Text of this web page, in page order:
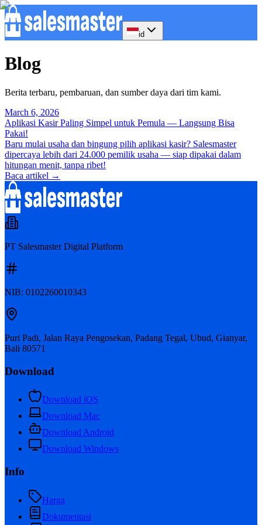
id
Blog
Berita terbaru, pembaruan, dan sumber daya dari tim kami.
March 6, 2026
Aplikasi Kasir Paling Simpel untuk Pemula — Langsung Bisa
Pakai!
Baru mulai usaha dan bingung pilih aplikasi kasir? Salesmaster
dipercaya lebih dari 24.000 pemilik usaha — siap dipakai dalam
hitungan menit, tanpa ribet!
Baca artikel →
PT Salesmaster Digital Platform
NIB: 0102260010343
Puri Padi, Jalan Raya Pengosekan, Padang Tegal, Ubud, Gianyar,
Bali 80571
Download
Download iOS
Download Mac
Download Android
Download Windows
Info
Harga
Dokumentasi